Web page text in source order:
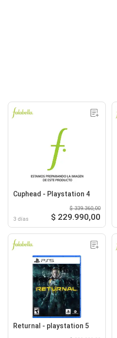
Cuphead - Playstation 4
3 días
$ 339.360,00
$ 229.990,00
Returnal - playstation 5